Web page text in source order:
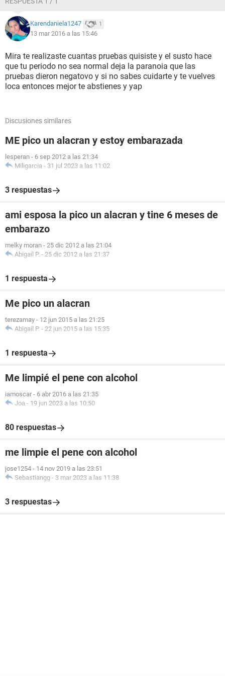
Karendaniela1247 1
13 mar 2016 a las 15:46
Mira te realizaste cuantas pruebas quisiste y el susto hace
que tu periodo no sea normal deja la paranoia que las
pruebas dieron negatovo y si no sabes cuidarte y te vuelves
loca entonces mejor te abstienes y yap
Discusiones similares
ME pico un alacran y estoy embarazada
lesperan - 6 sep 2012 a las 21:34
Miligarcia - 31 jul 2023 a las 11:02
3 respuestas
ami esposa la pico un alacran y tine 6 meses de
embarazo
melky moran - 25 dic 2012 a las 21:04
Abigail P. - 25 dic 2012 a las 21:37
1 respuesta
Me pico un alacran
terezamay - 12 jun 2015 a las 21:25
Abigail P. - 22 jun 2015 a las 15:35
1 respuesta
Me limpié el pene con alcohol
iamoscar - 6 abr 2016 a las 21:35
Joa - 19 jun 2023 a las 10:50
80 respuestas
me limpie el pene con alcohol
jose1254 - 14 nov 2019 a las 23:51
Sebastiangg - 3 mar 2023 a las 11:38
3 respuestas